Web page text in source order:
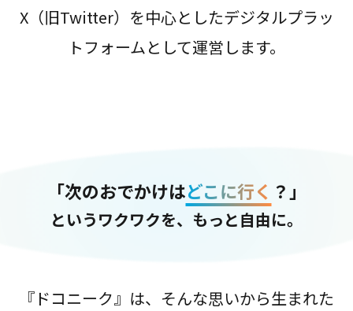
X（旧Twitter）を中心としたデジタルプラッ
トフォームとして運営します。
「次のおでかけはどこに行く ？」
というワクワクを、もっと自由に。
『ドコニーク』は、そんな思いから生まれた